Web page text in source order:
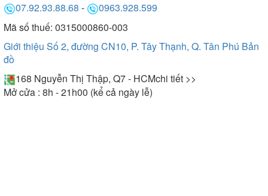
07.92.93.88.68 -
0963.928.599
Mã số thuế: 0315000860-003
Giới thiệu Số 2, đường CN10, P. Tây Thạnh, Q. Tân Phú Bản
đồ
168 Nguyễn Thị Thập, Q7 - HCMchi tiết >>
Mở cửa : 8h - 21h00 (kể cả ngày lễ)